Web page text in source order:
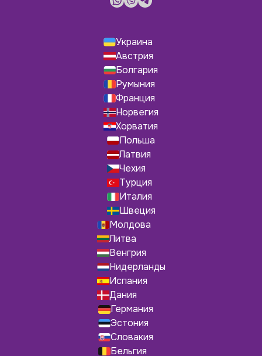
Украина
Австрия
Болгария
Румыния
Франция
Норвегия
Хорватия
Польша
Латвия
Чехия
Турция
Италия
Швеция
Молдова
Литва
Венгрия
Нидерланды
Испания
Дания
Германия
Эстония
Словакия
Бельгия